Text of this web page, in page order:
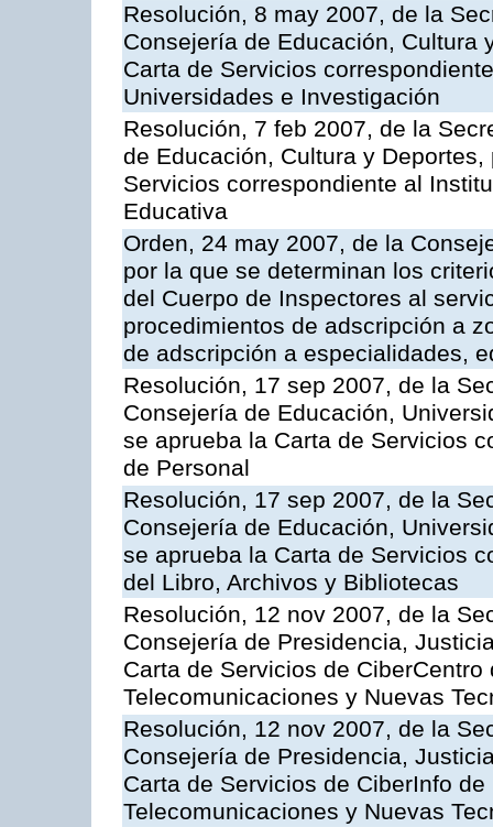
Resolución, 8 may 2007, de la
Consejería de Educación, Cultura
Carta de Servicios
Universidades e Investigación
Resolución, 7 feb 2007, de la
de Educación, Cultura y
Servicios correspondiente al
Educativa
Orden, 24 may 2007, de la
por la que se determinan los
del Cuerpo de Inspectores al
procedimientos de adscripción a
de adscripción a especialidades,
Resolución, 17 sep 2007, de la
Consejería de Educación,
se aprueba la Carta de Servicios
de Personal
Resolución, 17 sep 2007, de la
Consejería de Educación,
se aprueba la Carta de Servicios
del Libro, Archivos y Bibliotecas
Resolución, 12 nov 2007, de la
Consejería de Presidencia,
Carta de Servicios de
Telecomunicaciones y Nuevas
Resolución, 12 nov 2007, de la
Consejería de Presidencia,
Carta de Servicios de CiberInfo
Telecomunicaciones y Nuevas